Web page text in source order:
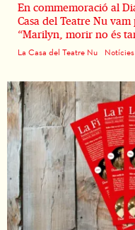
En commemoració al
Casa del Teatre Nu
“Marilyn, morir no és
La Casa del Teatre Nu Notícies